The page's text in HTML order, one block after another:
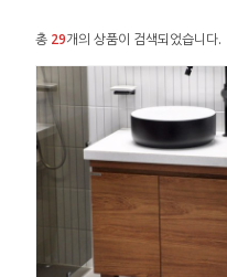
총 29개의 상품이 검색되었습니다.